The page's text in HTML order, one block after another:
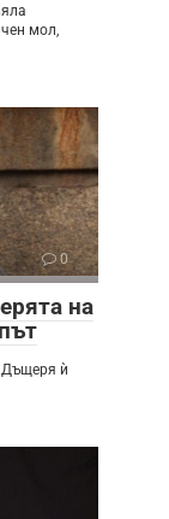
мол,
0
на
Дъщеря ѝ